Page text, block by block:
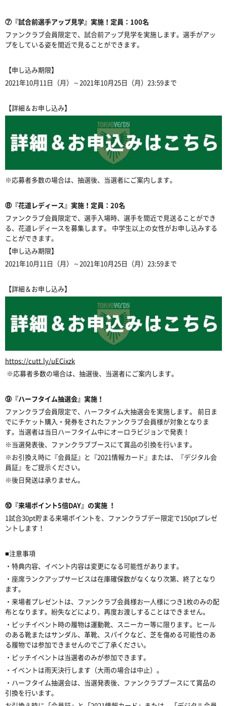
⑦『試合前選手アップ見学』実施！定員：100名
ファンクラブ会員限定で、試合前アップ見学を実施します。選手がアッ
プをしている姿を間近で見ることができます。
【申し込み期限】
2021年10月11日（月）～2021年10月25日（月）23:59まで
【詳細＆お申し込み】
※応募者多数の場合は、抽選後、当選者にご案内します。
⑧『花道レディース』実施！定員：20名
ファンクラブ会員限定で、選手入場時、選手を間近で見送ることができ
る、花道レディースを募集します。 中学生以上の女性がお申し込みする
ことができます。
【申し込み期限】
2021年10月11日（月）～2021年10月25日（月）23:59まで
【詳細＆お申し込み】
https://cutt.ly/uECixzk
※応募者多数の場合は、抽選後、当選者にご案内します。
⑨『ハーフタイム抽選会』実施！
ファンクラブ会員限定で、ハーフタイム大抽選会を実施します。 前日ま
でにチケット購入・発券をされたファンクラブ会員様が対象となりま
す。当選者は当日ハーフタイム中にオーロラビジョンで発表！
※当選発表後、ファンクラブブースにて賞品の引換を行います。
※お引換え時に『会員証』と『2021情報カード』または、『デジタル会
員証』をご提示ください。
※後日発送は承りません。
⑩『来場ポイント5倍DAY』の実施 ！
1試合30pt貯まる来場ポイントを、ファンクラブデー限定で150ptプレゼ
ントします！
■注意事項
・特典内容、イベント内容は変更になる可能性があります。
・座席ランクアップサービスは在庫確保数がなくなり次第、終了となり
ます。
・来場者プレゼントは、ファンクラブ会員様お一人様につき1枚のみの配
布となります。紛失などにより、再度お渡しすることはできません。
・ピッチイベント時の履物は運動靴、スニーカー等に限ります。ヒール
のある靴またはサンダル、革靴、スパイクなど、芝を傷める可能性のあ
る履物では参加できませんのでご了承ください。
・ピッチイベントは当選者のみが参加できます。
・イベントは雨天決行します（大雨の場合は中止）。
・ハーフタイム抽選会は、当選発表後、ファンクラブブースにて賞品の
引換を行います。